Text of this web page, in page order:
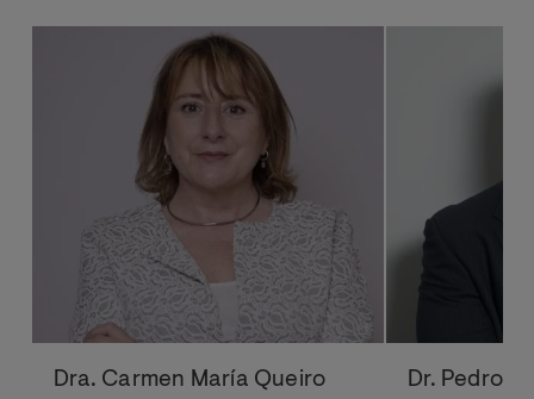
Dra. Carmen María Queiro
Dr. Pedro